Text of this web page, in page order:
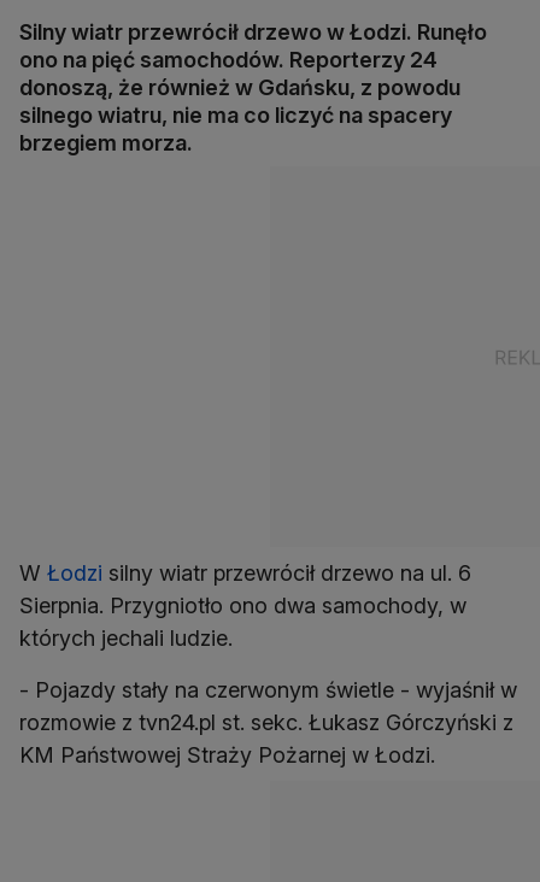
Silny wiatr przewrócił drzewo w Łodzi. Runęło
ono na pięć samochodów. Reporterzy 24
donoszą, że również w Gdańsku, z powodu
silnego wiatru, nie ma co liczyć na spacery
brzegiem morza.
W Łodzi silny wiatr przewrócił drzewo na ul. 6
Sierpnia. Przygniotło ono dwa samochody, w
których jechali ludzie.
- Pojazdy stały na czerwonym świetle - wyjaśnił w
rozmowie z tvn24.pl st. sekc. Łukasz Górczyński z
KM Państwowej Straży Pożarnej w Łodzi.